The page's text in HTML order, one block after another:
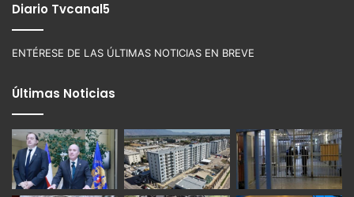
Diario Tvcanal5
ENTÉRESE DE LAS ÚLTIMAS NOTICIAS EN BREVE
Últimas Noticias